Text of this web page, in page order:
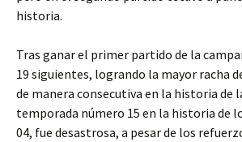
historia.
Tras ganar el primer partido de la
19 siguientes, logrando la mayor racha
de manera consecutiva en la historia de
temporada número 15 en la historia de
04, fue desastrosa, a pesar de los